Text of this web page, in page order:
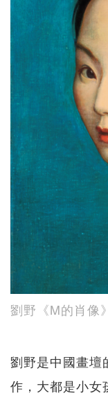
劉野《M的肖像
劉野是中國畫壇
作，大都是小女